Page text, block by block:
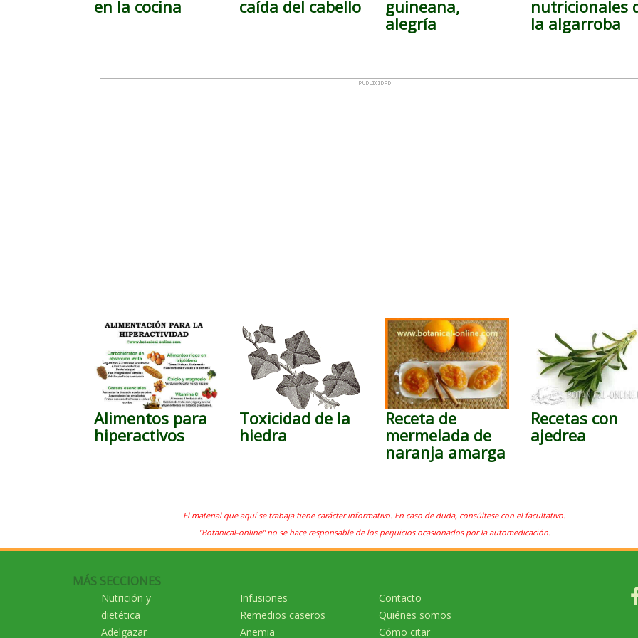
en la cocina caída del cabello
guineana,
alegría
nutricionales
la algarroba
Alimentos para
hiperactivos
Toxicidad de la
hiedra
Receta de
mermelada de
naranja amarga
Recetas con
ajedrea
El material que aquí se trabaja tiene carácter informativo. En caso de duda, consúltese con el facultativo.
"Botanical-online" no se hace responsable de los perjuicios ocasionados por la automedicación.
MÁS SECCIONES
Nutrición y
dietética
Adelgazar
Infusiones
Remedios caseros
Anemia
Contacto
Quiénes somos
Cómo citar